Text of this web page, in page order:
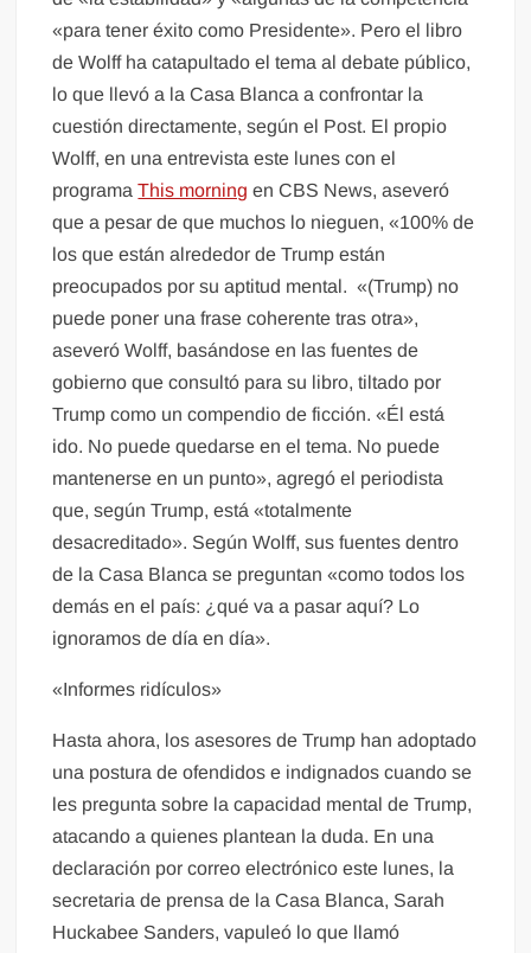
«para tener éxito como Presidente». Pero el libro
de Wolff ha catapultado el tema al debate público,
lo que llevó a la Casa Blanca a confrontar la
cuestión directamente, según el Post. El propio
Wolff, en una entrevista este lunes con el
programaThis morning en CBS News, aseveró
que a pesar de que muchos lo nieguen, «100% de
los que están alrededor de Trump están
preocupados por su aptitud mental. «(Trump) no
puede poner una frase coherente tras otra»,
aseveró Wolff, basándose en las fuentes de
gobierno que consultó para su libro, tiltado por
Trump como un compendio de ficción. «Él está
ido. No puede quedarse en el tema. No puede
mantenerse en un punto», agregó el periodista
que, según Trump, está «totalmente
desacreditado». Según Wolff, sus fuentes dentro
de la Casa Blanca se preguntan «como todos los
demás en el país: ¿qué va a pasar aquí? Lo
ignoramos de día en día».
«Informes ridículos»
Hasta ahora, los asesores de Trump han adoptado
una postura de ofendidos e indignados cuando se
les pregunta sobre la capacidad mental de Trump,
atacando a quienes plantean la duda. En una
declaración por correo electrónico este lunes, la
secretaria de prensa de la Casa Blanca, Sarah
Huckabee Sanders, vapuleó lo que llamó